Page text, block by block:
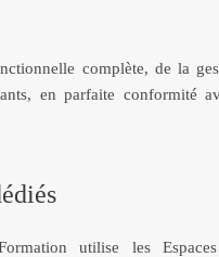
complète, de la
en parfaite conformité
utilise les Espaces